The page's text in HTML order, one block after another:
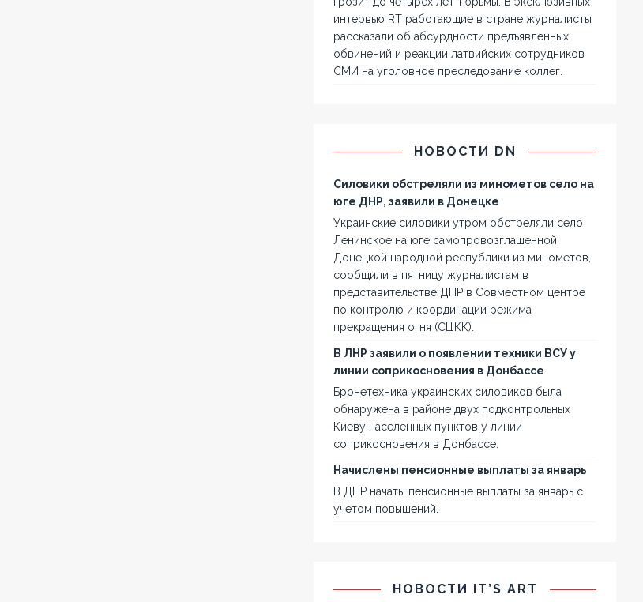
интервью RT работающие в стране журналисты
рассказали об абсурдности предъявленных
обвинений и реакции латвийских сотрудников
СМИ на уголовное преследование коллег.
НОВОСТИ DN
Силовики обстреляли из минометов село на
юге ДНР, заявили в Донецке
Украинские силовики утром обстреляли село
Ленинское на юге самопровозглашенной
Донецкой народной республики из минометов,
сообщили в пятницу журналистам в
представительстве ДНР в Совместном центре
по контролю и координации режима
прекращения огня (СЦКК).
В ЛНР заявили о появлении техники ВСУ у
линии соприкосновения в Донбассе
Бронетехника украинских силовиков была
обнаружена в районе двух подконтрольных
Киеву населенных пунктов у линии
соприкосновения в Донбассе.
Начислены пенсионные выплаты за январь
В ДНР начаты пенсионные выплаты за январь с
учетом повышений.
НОВОСТИ IT’S ART